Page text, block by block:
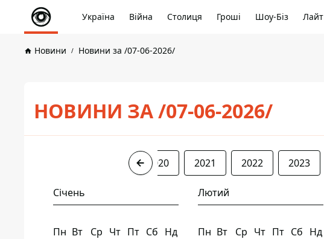
Україна Війна Столиця Гроші Шоу-Біз Лайт
Новини Новини за /07-06-2026/
НОВИНИ ЗА /07-06-2026/
2020 2021 2022 2023
Січень
Пн Вт Ср Чт Пт Сб Нд
Лютий
Пн Вт Ср Чт Пт Сб Нд